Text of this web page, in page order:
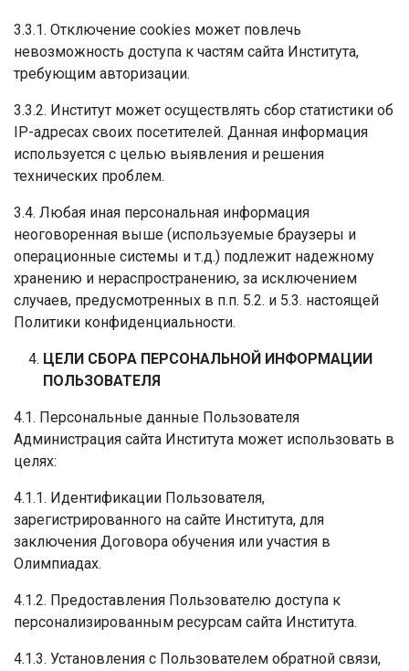
3.3.1. Отключение cookies может повлечь
невозможность доступа к частям сайта Института,
требующим авторизации.
3.3.2. Институт может осуществлять сбор статистики об
IP-адресах своих посетителей. Данная информация
используется с целью выявления и решения
технических проблем.
3.4. Любая иная персональная информация
неоговоренная выше (используемые браузеры и
операционные системы и т.д.) подлежит надежному
хранению и нераспространению, за исключением
случаев, предусмотренных в п.п. 5.2. и 5.3. настоящей
Политики конфиденциальности.
ЦЕЛИ СБОРА ПЕРСОНАЛЬНОЙ ИНФОРМАЦИИ
ПОЛЬЗОВАТЕЛЯ
4.1. Персональные данные Пользователя
Администрация сайта Института может использовать в
целях:
4.1.1. Идентификации Пользователя,
зарегистрированного на сайте Института, для
заключения Договора обучения или участия в
Олимпиадах.
4.1.2. Предоставления Пользователю доступа к
персонализированным ресурсам сайта Института.
4.1.3. Установления с Пользователем обратной связи,